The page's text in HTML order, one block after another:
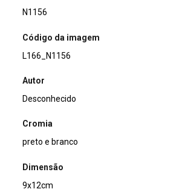
N1156
Código da imagem
L166_N1156
Autor
Desconhecido
Cromia
preto e branco
Dimensão
9x12cm